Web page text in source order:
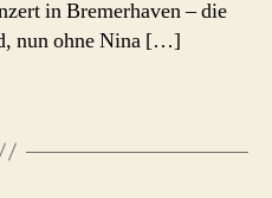
in Bremerhaven – die
nun ohne Nina […]